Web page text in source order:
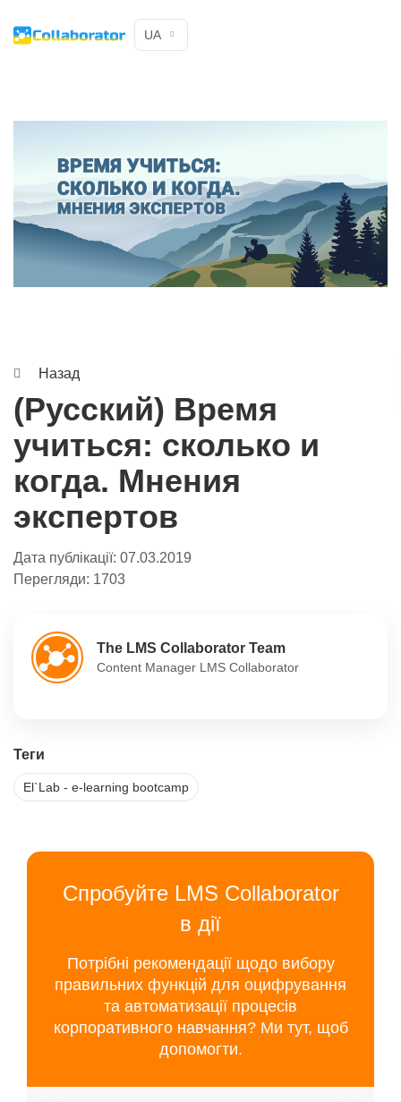
UA
Назад
(Русский) Время
учиться: сколько и
когда. Мнения
экспертов
Дата публікації: 07.03.2019
Перегляди: 1703
The LMS Collaborator Team
Content Manager LMS Collaborator
Теги
El`Lab - e-learning bootcamp
Спробуйте LMS Collaborator
в дії
Потрібні рекомендації щодо вибору
правильних функцій для оцифрування
та автоматизації процесів
корпоративного навчання? Ми тут, щоб
допомогти.